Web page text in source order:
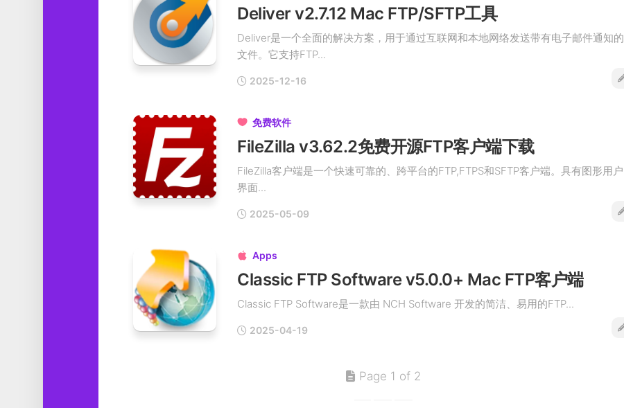
Deliver v2.7.12 Mac FTP/SFTP工具
Deliver是一个全面的解决方案，用于通过互联网和本地网络发送带有电子邮件通知的
文件。它支持FTP...
2025-12-16
 免费软件
FileZilla v3.62.2免费开源FTP客户端下载
FileZilla客户端是一个快速可靠的、跨平台的FTP,FTPS和SFTP客户端。具有图形用户
界面...
2025-05-09
 Apps
Classic FTP Software v5.0.0+ Mac FTP客户端
Classic FTP Software是一款由 NCH Software 开发的简洁、易用的FTP...
2025-04-19
Page 1 of 2